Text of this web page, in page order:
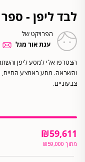
לבד ליפן -
הפרויקט של
ענת אור מגל
הצטרפו אלי למסע ליפן
והשראה. מסע באמצע החיים,
צבעוניים.
₪59,611
מתוך ₪59,000